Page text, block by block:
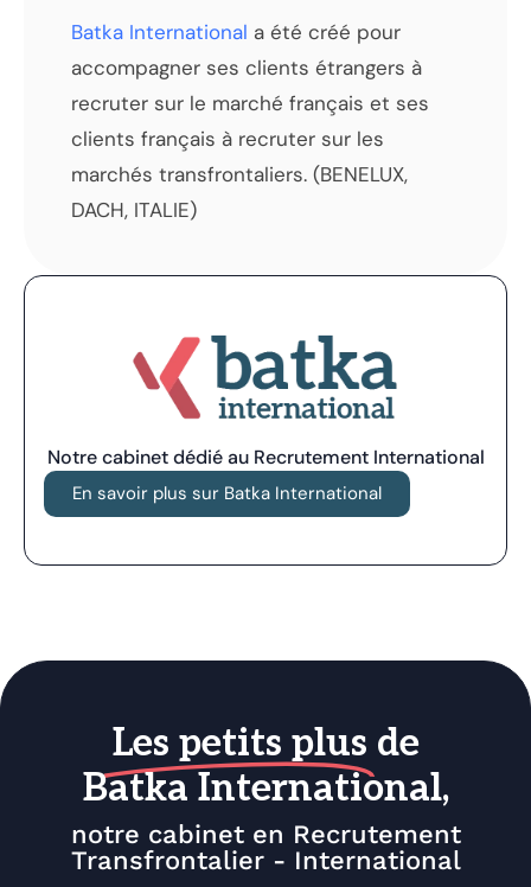
Notre cabinet dédié au Recrutement International
En savoir plus sur Batka International
Batka International a été créé pour
accompagner ses clients étrangers à
recruter sur le marché français et ses
clients français à recruter sur les
marchés transfrontaliers. (BENELUX,
DACH, ITALIE)
Les petits plus de
Batka International,
notre cabinet en Recrutement
Transfrontalier - International